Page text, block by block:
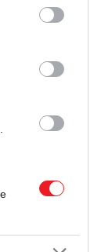
may click to
party tags to
below Google
fénykorában
lakóépület
állt az
épületek egy
újra járható